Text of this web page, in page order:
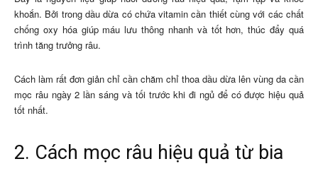
khoắn. Bởi trong dầu dừa có chứa vitamin cần thiết cùng với các chất
chống oxy hóa giúp máu lưu thông nhanh và tốt hơn, thúc đẩy quá
trình tăng trưởng râu.
Cách làm rất đơn giản chỉ cần chăm chỉ thoa dầu dừa lên vùng da cần
mọc râu ngày 2 lần sáng và tối trước khi đi ngủ để có được hiệu quả
tốt nhất.
2. Cách mọc râu hiệu quả từ bia